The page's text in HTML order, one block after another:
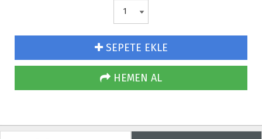
SEPETE EKLE
HEMEN AL